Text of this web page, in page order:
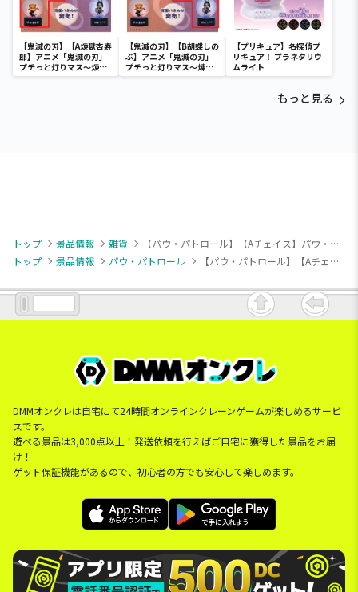
【鬼滅の刃】【A煉獄杏寿
郎】アニメ「鬼滅の刃」
プチっと灯りマス～煉獄
杏寿郎・胡蝶しのぶ～
【鬼滅の刃】【B胡蝶しの
ぶ】アニメ「鬼滅の刃」
プチっと灯りマス～煉獄
杏寿郎・胡蝶しのぶ～
【プリキュア】名探偵プ
リキュア！ プラネタリウ
ムライト
もっと見る
トップ 景品情報 雑貨
【パウ・パトロール】【Aチェイス】パウ・パトロール [PtZ]ティッシュボックスカバー
トップ
景品情報 パウ・パトロール 【パウ・パトロール】【Aチェイス】パウ・パトロール [PtZ]ティッシュボックスカバー
DMMオンクレは自宅にて24時間オンラインクレーンゲームが楽しめるサービ
スです。
遊べる景品は3,000点以上！発送依頼を行えばご自宅に獲得した景品をお届
け！
ゲット保証機能があるので、初心者の方でも安心して楽しめます。